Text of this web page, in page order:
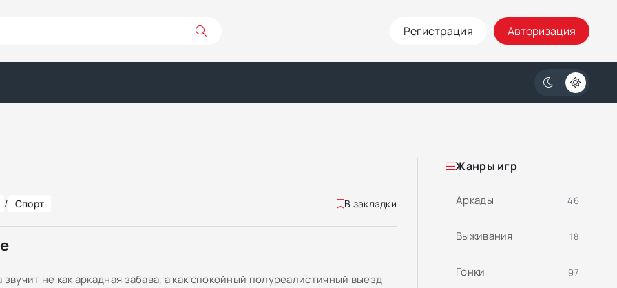
Регистрация Авторизация
/ Спорт В закладки
звучит не как аркадная забава, а как спокойный полуреалистичный выезд
Жанры игр
Аркады 46
Выживания 18
Гонки 97